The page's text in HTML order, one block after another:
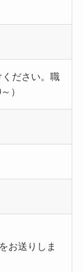
ださい。職
）
お送りしま